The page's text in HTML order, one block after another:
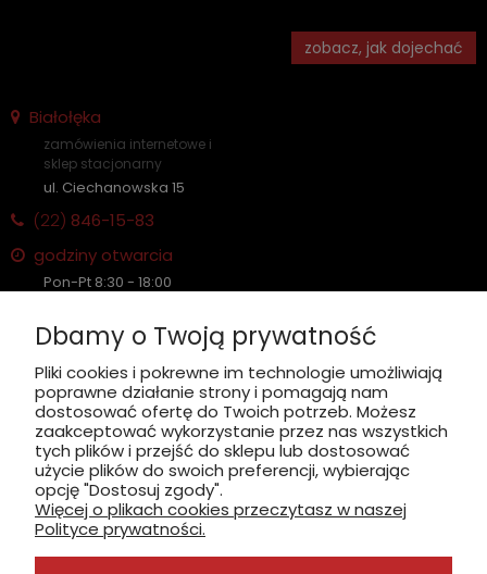
zobacz, jak dojechać
Białołęka
zamówienia internetowe i
sklep stacjonarny
ul. Ciechanowska 15
(22) 846-15-83
godziny otwarcia
Pon-Pt 8:30 - 18:00
Płatność: gotówka, karta, BLIK
zobacz, jak dojechać
INFORMACJE
Dbamy o Twoją prywatność
Pliki cookies i pokrewne im technologie umożliwiają
poprawne działanie strony i pomagają nam
dostosować ofertę do Twoich potrzeb. Możesz
zaakceptować wykorzystanie przez nas wszystkich
tych plików i przejść do sklepu lub dostosować
użycie plików do swoich preferencji, wybierając
opcję "Dostosuj zgody".
Więcej o plikach cookies przeczytasz w naszej
Polityce prywatności.